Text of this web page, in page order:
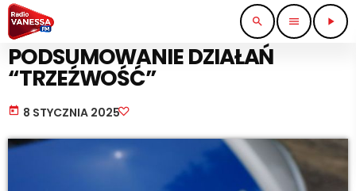
search menu play_arrow
STRAŻ I POLICJA
PODSUMOWANIE DZIAŁAŃ
“TRZEŹWOŚĆ”
today 8 STYCZNIA 2025